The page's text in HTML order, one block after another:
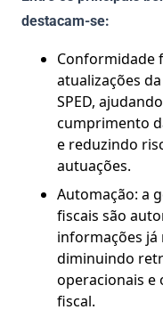
destacam-se:
Conformidade
atualizações
SPED,
cumprimento
e reduzindo
autuações.
Automação: a
fiscais são
informações já
diminuindo
operacionais e
fiscal.